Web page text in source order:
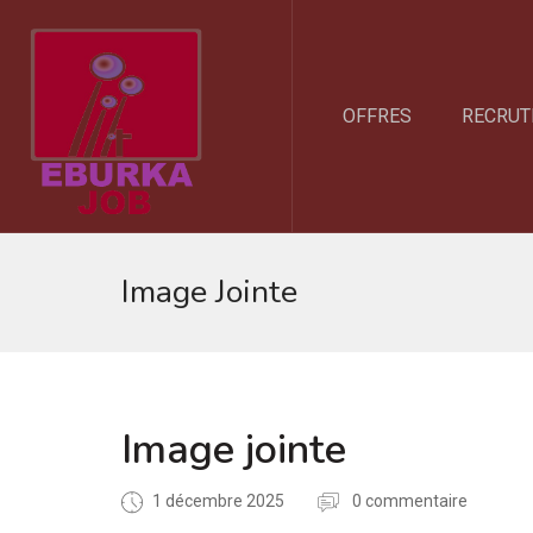
OFFRES
Image Jointe
Image jointe
1 décembre 2025 0 commentaire